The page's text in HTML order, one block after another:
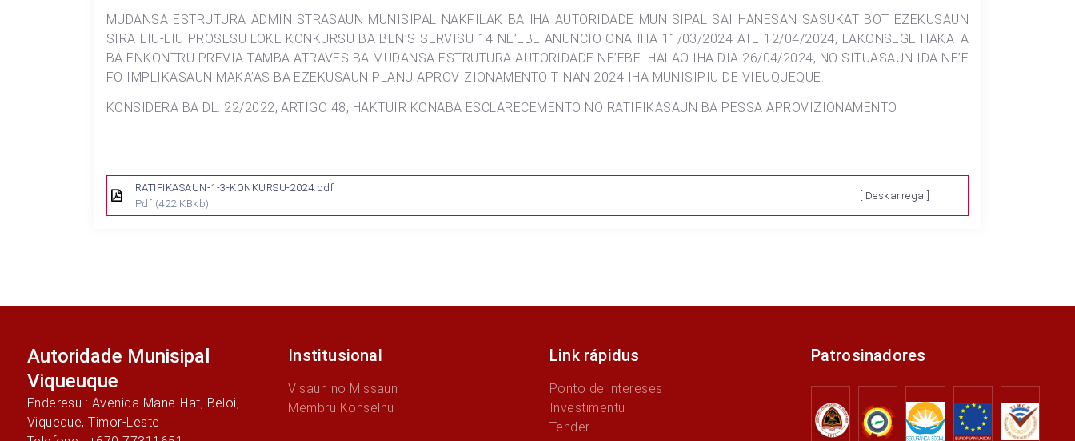
MUDANSA ESTRUTURA ADMINISTRASAUN MUNISIPAL NAKFILAK BA IHA AUTORIDADE MUNISIPAL SAI HANESAN SASUKAT BOT EZEKUSAUN
SIRA LIU-LIU PROSESU LOKE KONKURSU BA BEN’S SERVISU 14 NE’EBE ANUNCIO ONA IHA 11/03/2024 ATE 12/04/2024, LAKONSEGE HAKATA
BA ENKONTRU PREVIA TAMBA ATRAVES BA MUDANSA ESTRUTURA AUTORIDADE NE’EBE HALAO IHA DIA 26/04/2024, NO SITUASAUN IDA NE’E
FO IMPLIKASAUN MAKA’AS BA EZEKUSAUN PLANU APROVIZIONAMENTO TINAN 2024 IHA MUNISIPIU DE VIEUQUEQUE.
KONSIDERA BA DL. 22/2022, ARTIGO 48, HAKTUIR KONABA ESCLARECEMENTO NO RATIFIKASAUN BA PESSA APROVIZIONAMENTO
RATIFIKASAUN-1-3-KONKURSU-2024.pdf
Pdf (422 KBkb)
[ Deskarrega ]
Autoridade Munisipal
Viqueuque
Enderesu : Avenida Mane-Hat, Beloi,
Viqueque, Timor-Leste
Institusional
Visaun no Missaun
Membru Konselhu
Link rápidus
Ponto de intereses
Investimentu
Tender
Patrosinadores